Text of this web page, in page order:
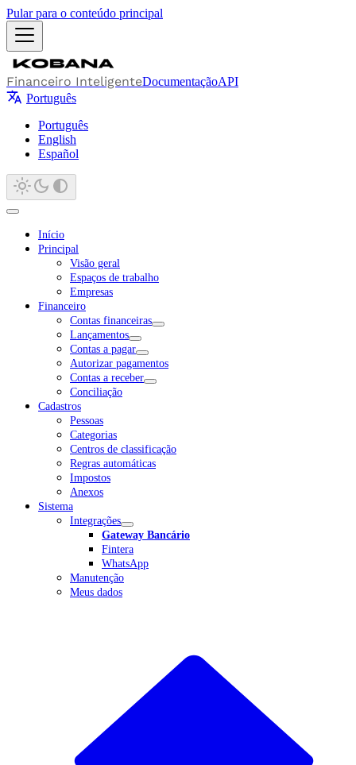
Pular para o conteúdo principal
Financeiro InteligenteDocumentaçãoAPI
Português
Português
English
Español
Início
Principal
Visão geral
Espaços de trabalho
Empresas
Financeiro
Contas financeiras
Lançamentos
Contas a pagar
Autorizar pagamentos
Contas a receber
Conciliação
Cadastros
Pessoas
Categorias
Centros de classificação
Regras automáticas
Impostos
Anexos
Sistema
Integrações
Gateway Bancário
Fintera
WhatsApp
Manutenção
Meus dados